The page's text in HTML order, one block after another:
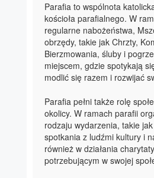
Parafia to wspólnota
kościoła parafialnego. W
regularne nabożeństwa,
obrzędy, takie jak Chrzty,
Bierzmowania, śluby i
miejscem, gdzie spotykają
modlić się razem i rozwijać
Parafia pełni także rolę
okolicy. W ramach parafii
rodzaju wydarzenia, takie
spotkania z ludźmi kultury i
również w działania
potrzebującym w swojej